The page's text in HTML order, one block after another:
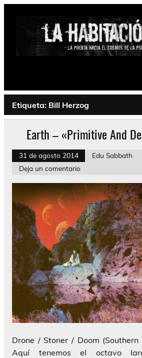
Saltar
Psychedelic, Stoner, Doom,
Etiqueta: Bill Herzog
Earth – «Primitive And
31 de agosto 2014
Edu Sabbath
Deja un comentario
Drone / Stoner / Doom (Southern
Aquí tenemos el octavo